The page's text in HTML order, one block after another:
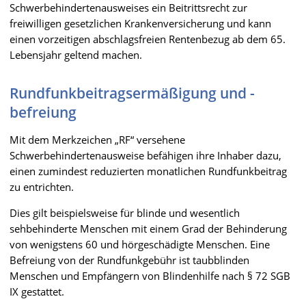
Schwerbehindertenausweises ein Beitrittsrecht zur
freiwilligen gesetzlichen Krankenversicherung und kann
einen vorzeitigen abschlagsfreien Rentenbezug ab dem 65.
Lebensjahr geltend machen.
Rundfunkbeitragsermäßigung und -
befreiung
Mit dem Merkzeichen „RF“ versehene
Schwerbehindertenausweise befähigen ihre Inhaber dazu,
einen zumindest reduzierten monatlichen Rundfunkbeitrag
zu entrichten.
Dies gilt beispielsweise für blinde und wesentlich
sehbehinderte Menschen mit einem Grad der Behinderung
von wenigstens 60 und hörgeschädigte Menschen. Eine
Befreiung von der Rundfunkgebühr ist taubblinden
Menschen und Empfängern von Blindenhilfe nach § 72 SGB
IX gestattet.